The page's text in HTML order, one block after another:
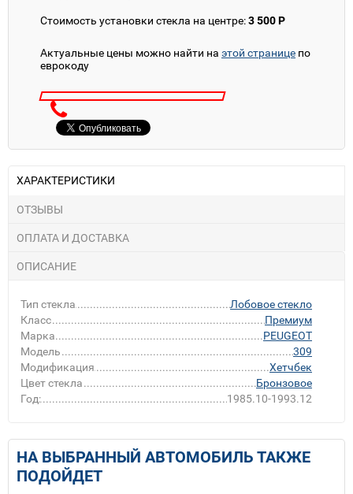
Стоимость установки стекла на центре:3 500 Р
Актуальные цены можно найти на этой странице по
еврокоду
ХАРАКТЕРИСТИКИ
ОТЗЫВЫ
ОПЛАТА И ДОСТАВКА
ОПИСАНИЕ
Тип стекла
Лобовое стекло
Класс
Премиум
Марка
PEUGEOT
Модель
309
Модификация
Хетчбек
Цвет стекла
Бронзовое
Год:
1985.10-1993.12
НА ВЫБРАННЫЙ АВТОМОБИЛЬ ТАКЖЕ
ПОДОЙДЕТ